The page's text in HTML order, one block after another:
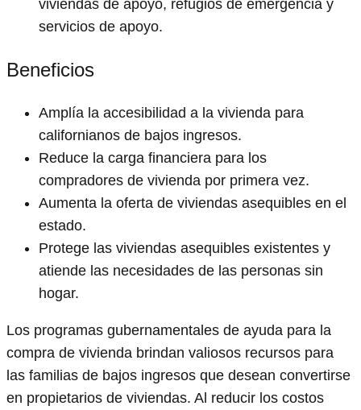
viviendas de apoyo, refugios de emergencia y
servicios de apoyo.
Beneficios
Amplía la accesibilidad a la vivienda para
californianos de bajos ingresos.
Reduce la carga financiera para los
compradores de vivienda por primera vez.
Aumenta la oferta de viviendas asequibles en el
estado.
Protege las viviendas asequibles existentes y
atiende las necesidades de las personas sin
hogar.
Los programas gubernamentales de ayuda para la
compra de vivienda brindan valiosos recursos para
las familias de bajos ingresos que desean convertirse
en propietarios de viviendas. Al reducir los costos